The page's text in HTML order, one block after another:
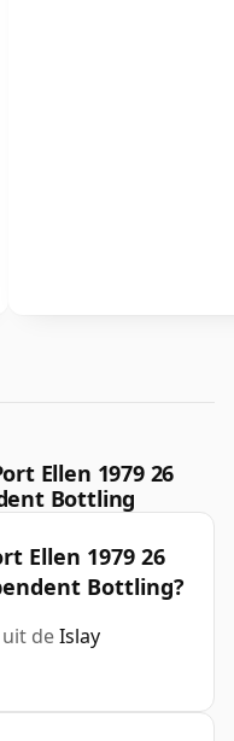
Ellen 1979 26
Bottling
Ellen 1979 26
Bottling?
deIslay